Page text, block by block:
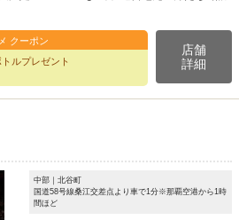
クーポン
ルプレゼント
店舗
詳細
中部｜北谷町
国道58号線桑江交差点より車で1分※那覇空港から1時
間ほど